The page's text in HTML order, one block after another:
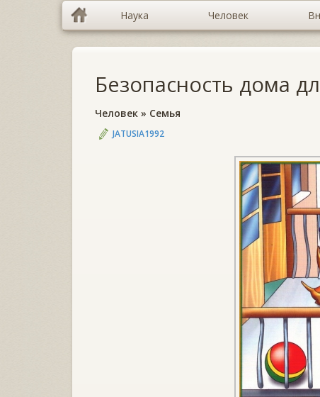
Наука Человек
Безопасность дома
Человек » Семья
JATUSIA1992